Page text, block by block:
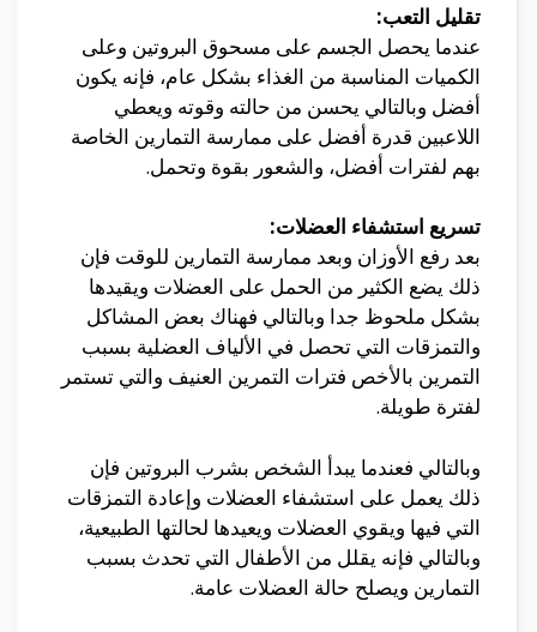
تقليل التعب:
عندما يحصل الجسم على مسحوق البروتين وعلى
الكميات المناسبة من الغذاء بشكل عام، فإنه يكون
أفضل وبالتالي يحسن من حالته وقوته ويعطي
اللاعبين قدرة أفضل على ممارسة التمارين الخاصة
بهم لفترات أفضل، والشعور بقوة وتحمل.
تسريع استشفاء العضلات:
بعد رفع الأوزان وبعد ممارسة التمارين للوقت فإن
ذلك يضع الكثير من الحمل على العضلات ويقيدها
بشكل ملحوظ جدا وبالتالي فهناك بعض المشاكل
والتمزقات التي تحصل في الألياف العضلية بسبب
التمرين بالأخص فترات التمرين العنيف والتي تستمر
لفترة طويلة.
وبالتالي فعندما يبدأ الشخص بشرب البروتين فإن
ذلك يعمل على استشفاء العضلات وإعادة التمزقات
التي فيها ويقوي العضلات ويعيدها لحالتها الطبيعية،
وبالتالي فإنه يقلل من الأطفال التي تحدث بسبب
التمارين ويصلح حالة العضلات عامة.